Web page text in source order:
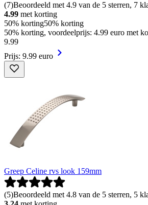
(7)Beoordeeld met 4.9 van de 5 sterren, 7
4.99 met korting
50% korting50% korting
50% korting, voordeelprijs: 4.99 euro met
9.99
Prijs: 9.99 euro
Greep Celine rvs look 159mm
(5)Beoordeeld met 4.8 van de 5 sterren, 5